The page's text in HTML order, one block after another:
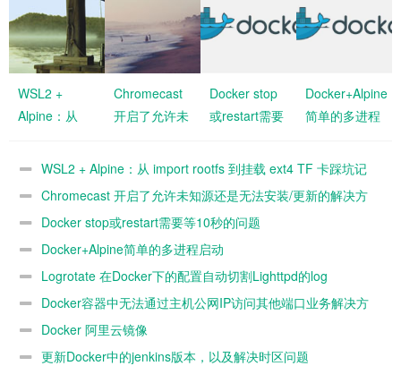
WSL2 +
Alpine：从
到挂载 ext4
Chromecast
开启了允许未
安装/更新的
Docker stop
或restart需要
Docker+Alpine
简单的多进程
WSL2 + Alpine：从 import rootfs 到挂载 ext4 TF 卡踩坑记
录 Chromecast 开启了允许未知源还是无法安装/更新的解决方
法
Docker stop或restart需要等10秒的问题
Docker+Alpine简单的多进程启动
Logrotate 在Docker下的配置自动切割Lighttpd的log
Docker容器中无法通过主机公网IP访问其他端口业务解决方
法
Docker 阿里云镜像
更新Docker中的jenkins版本，以及解决时区问题